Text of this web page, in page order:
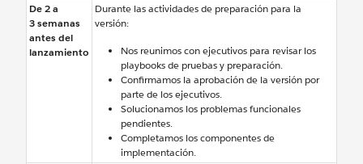
De 2 a
3 semanas
antes del
lanzamiento
Durante las actividades de preparación para la
versión:
Nos reunimos con ejecutivos para revisar los
playbooks de pruebas y preparación.
Confirmamos la aprobación de la versión por
parte de los ejecutivos.
Solucionamos los problemas funcionales
pendientes.
Completamos los componentes de
implementación.